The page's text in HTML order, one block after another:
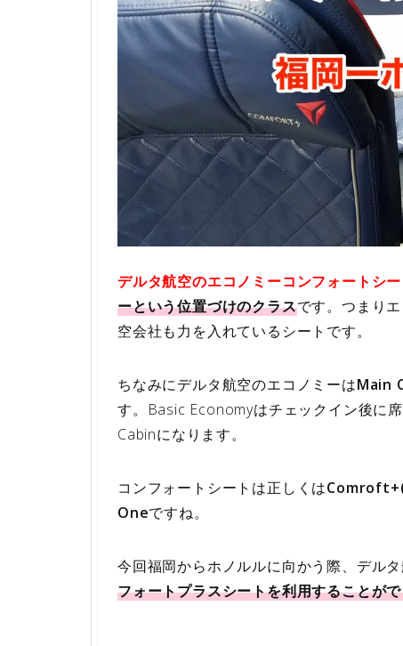
デルタ航空のエコノミーコンフォートシー
ーという位置づけのクラスです。つまり
空会社も力を入れているシートです。
ちなみにデルタ航空のエコノミーはMain
す。Basic Economyはチェックイン後に
Cabinになります。
コンフォートシートは正しくはComroft+(
Oneですね。
今回福岡からホノルルに向かう際、デル
フォートプラスシートを利用することが